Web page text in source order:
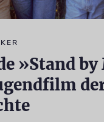
»Stand by